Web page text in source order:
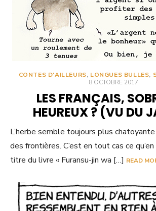
CONTES D'AILLEURS, LONGUES BULLES,
8 OCTOBRE 2017
LES FRANÇAIS,
HEUREUX ? (VU DU
L’herbe semble toujours plus
des frontières. C’est en tout cas ce
titre du livre « Furansu-jin wa […] READ